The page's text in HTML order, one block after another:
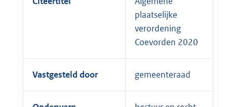
plaatselijke
verordening
Coevorden 2020
Vastgesteld door gemeenteraad